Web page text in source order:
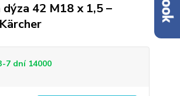
42 M18 x 1,5 –
7 dní 14000